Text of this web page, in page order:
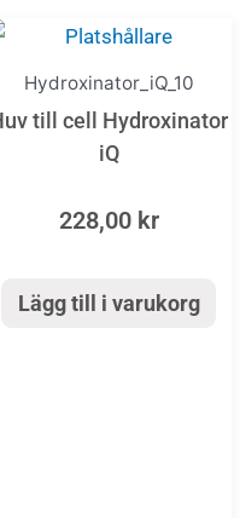
Hydroxinator_iQ_10
till cell Hydroxinator
iQ
228,00 kr
Lägg till i varukorg